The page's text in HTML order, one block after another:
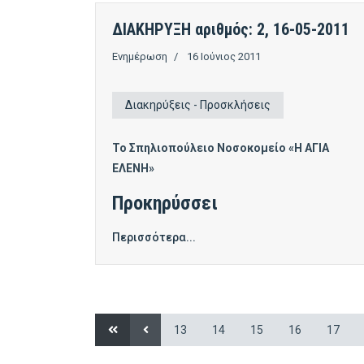
ΔΙΑΚΗΡΥΞΗ αριθμός: 2, 16-05-2011
Ενημέρωση 16 Ιούνιος 2011
Διακηρύξεις - Προσκλήσεις
Το Σπηλιοπούλειο Νοσοκομείο «Η ΑΓΙΑ
ΕΛΕΝΗ»
Προκηρύσσει
Περισσότερα...
13 14 15 16 17